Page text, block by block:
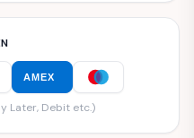
AMEX
Later, Debit etc.)